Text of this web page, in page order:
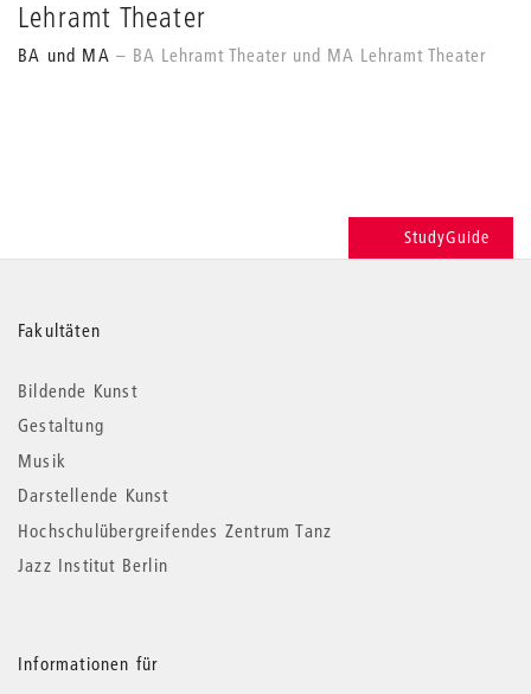
Lehramt Theater
BA und MA BA Lehramt Theater und MA Lehramt Theater
StudyGuide
Weitere
Informationen
Fakultäten
Bildende Kunst
Gestaltung
Musik
Darstellende Kunst
Hochschulübergreifendes Zentrum Tanz
Jazz Institut Berlin
Informationen für